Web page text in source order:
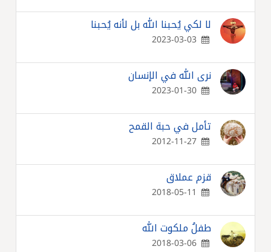
لا لكي يُحبنا الله بل لأنه يُحبنا
2023-03-03
نرى الله في الإنسان
2023-01-30
تأمل في حبة القمح
2012-11-27
قزم عملاق
طفلُ ملكوت الله
2018-03-06